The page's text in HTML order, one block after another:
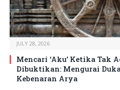
JULY 28, 2026
Mencari ‘Aku’ Ketika Tak
Dibuktikan: Mengurai
Kebenaran Arya